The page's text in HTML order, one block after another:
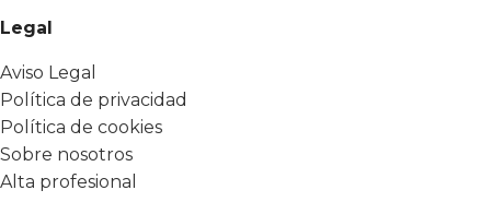
Legal
Aviso Legal
Política de privacidad
Política de cookies
Sobre nosotros
Alta profesional